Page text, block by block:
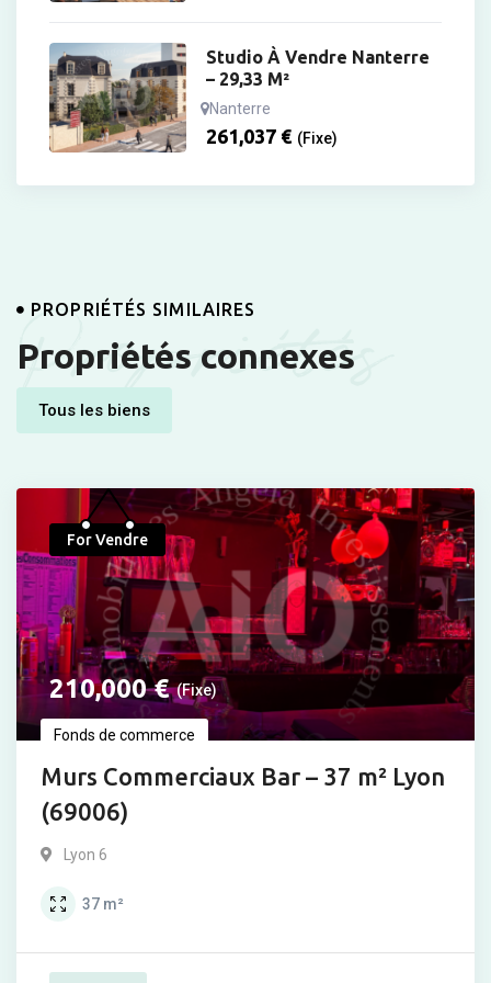
Studio À Vendre Nanterre
– 29,33 M²
Nanterre
261,037 € (Fixe)
Propriétés
PROPRIÉTÉS SIMILAIRES
Propriétés connexes
Tous les biens
For Vendre
210,000€ (Fixe)
Fonds de commerce
Murs Commerciaux Bar – 37 m² Lyon
(69006)
Populaire
Lyon 6
37 m²